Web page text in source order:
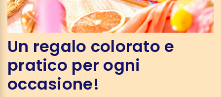
Un regalo colorato e
pratico per ogni
occasione!